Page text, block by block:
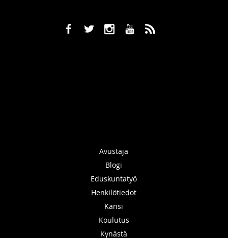
b a x r ,
Avustaja
Blogi
Eduskuntatyö
Henkilötiedot
Kansi
Koulutus
Kynästä